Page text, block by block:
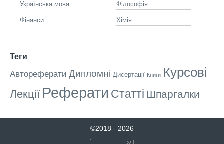
Українська мова Філософія
Фінанси Хімія
Теги
Автореферати Дипломні Дисертації Книги Курсові
Лекції Реферати Статті Шпаргалки
©2018 - 2026